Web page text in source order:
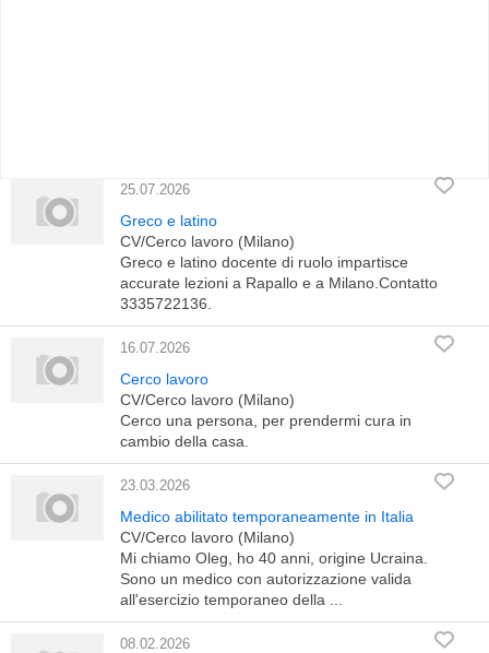
25.07.2026
Greco e latino
CV/Cerco lavoro (Milano)
Greco e latino docente di ruolo impartisce
accurate lezioni a Rapallo e a Milano.Contatto
3335722136.
16.07.2026
Cerco lavoro
CV/Cerco lavoro (Milano)
Cerco una persona, per prendermi cura in
cambio della casa.
23.03.2026
Medico abilitato temporaneamente in Italia
CV/Cerco lavoro (Milano)
Mi chiamo Oleg, ho 40 anni, origine Ucraina.
Sono un medico con autorizzazione valida
all'esercizio temporaneo della ...
08.02.2026